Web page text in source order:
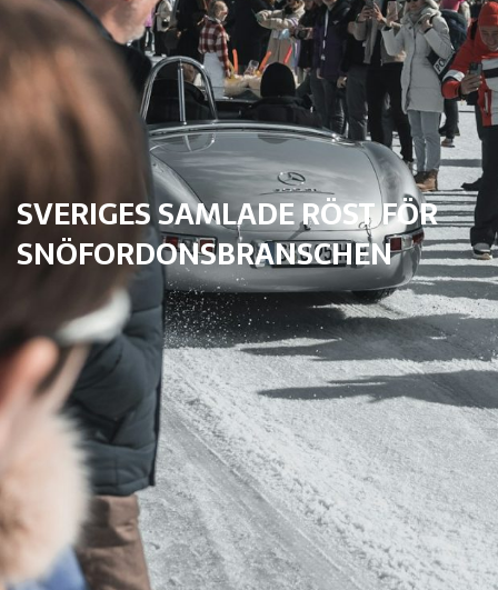
SVERIGES SAMLADE RÖST FÖR
SNÖFORDONSBRANSCHEN